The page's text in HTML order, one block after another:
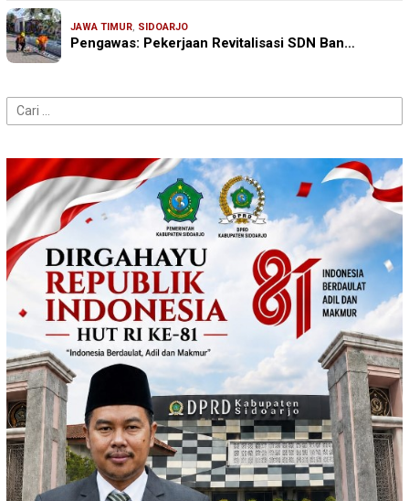
JAWA TIMUR, SIDOARJO
Pengawas: Pekerjaan Revitalisasi SDN Ban…
Cari
untuk: